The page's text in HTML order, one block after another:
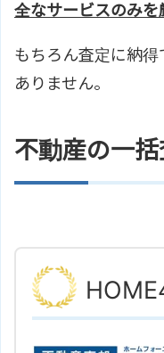
全なサービスのみを
もちろん査定に納
ありません。
不動産の一